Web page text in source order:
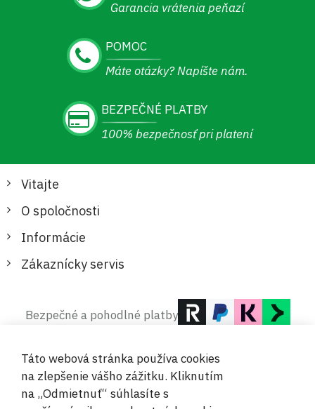
Garancia vrátenia peňazí
POMOC
Máte otázky? Napíšte nám.
BEZPEČNÉ PLATBY
100% bezpečnosť pri platení
Vitajte
O spoločnosti
Informácie
Zákaznícky servis
Bezpečné a pohodlné platby
Táto webová stránka používa cookies
na zlepšenie vášho zážitku. Kliknutím
na „Odmietnuť“ súhlasíte s